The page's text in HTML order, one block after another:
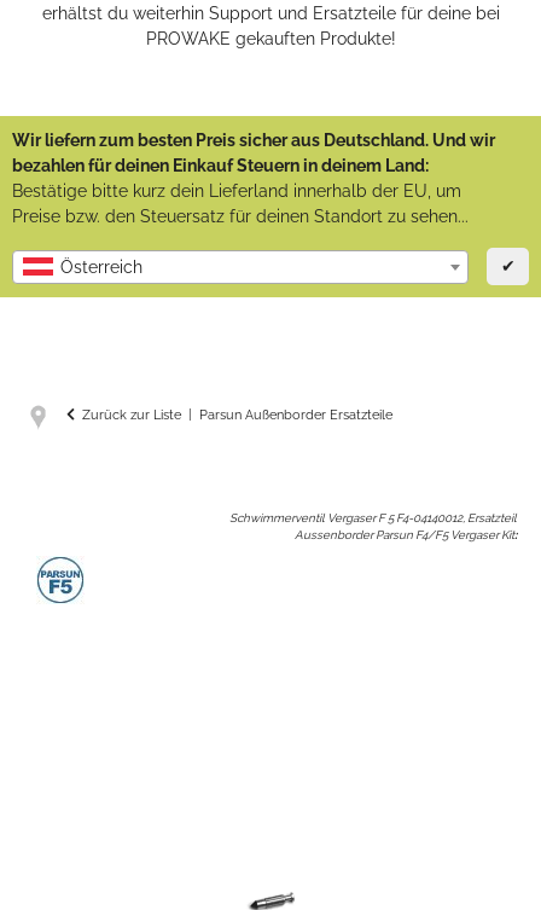
erhältst du weiterhin Support und Ersatzteile für deine bei
PROWAKE gekauften Produkte!
Wir liefern zum besten Preis sicher aus Deutschland. Und wir
bezahlen für deinen Einkauf Steuern in deinem Land:
Bestätige bitte kurz dein Lieferland innerhalb der EU, um
Preise bzw. den Steuersatz für deinen Standort zu sehen...
Österreich ✔
Zurück zur Liste Parsun Außenborder Ersatzteile
Schwimmerventil Vergaser F 5 F4-04140012, Ersatzteil
Aussenborder Parsun F4/F5 Vergaser Kit: